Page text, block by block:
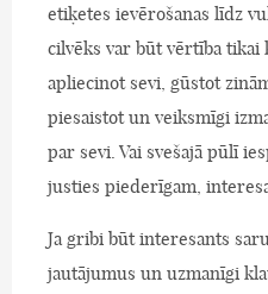
etiķetes ievērošanas līdz
cilvēks var būt vērtība tikai
apliecinot sevi, gūstot
piesaistot un veiksmīgi
par sevi. Vai svešajā pūlī
justies piederīgam,
Ja gribi būt interesants
jautājumus un uzmanīgi